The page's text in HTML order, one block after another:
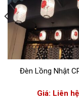
Đèn Lồng Nhật
Giá: Liên hệ